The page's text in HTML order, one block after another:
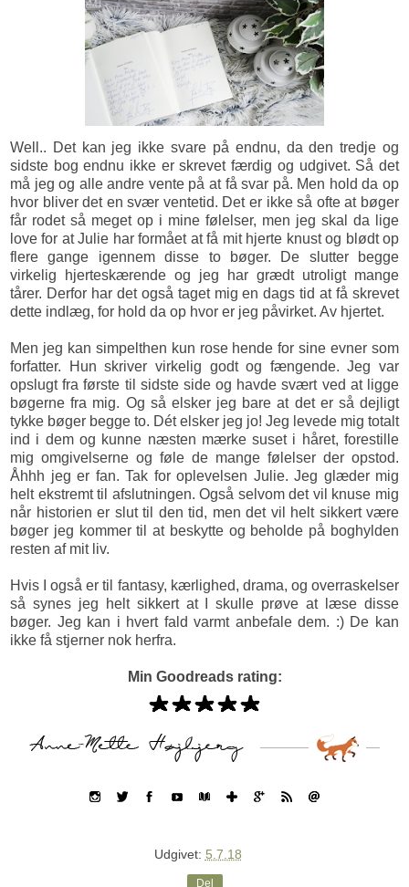
Well.. Det kan jeg ikke svare på endnu, da den tredje og
sidste bog endnu ikke er skrevet færdig og udgivet. Så det
må jeg og alle andre vente på at få svar på. Men hold da op
hvor bliver det en svær ventetid. Det er ikke så ofte at bøger
får rodet så meget op i mine følelser, men jeg skal da lige
love for at Julie har formået at få mit hjerte knust og blødt op
flere gange igennem disse to bøger. De slutter begge
virkelig hjerteskærende og jeg har grædt utroligt mange
tårer. Derfor har det også taget mig en dags tid at få skrevet
dette indlæg, for hold da op hvor er jeg påvirket. Av hjertet.
Men jeg kan simpelthen kun rose hende for sine evner som
forfatter. Hun skriver virkelig godt og fængende. Jeg var
opslugt fra første til sidste side og havde svært ved at ligge
bøgerne fra mig. Og så elsker jeg bare at det er så dejligt
tykke bøger begge to. Dét elsker jeg jo! Jeg levede mig totalt
ind i dem og kunne næsten mærke suset i håret, forestille
mig omgivelserne og føle de mange følelser der opstod.
Åhhh jeg er fan. Tak for oplevelsen Julie. Jeg glæder mig
helt ekstremt til afslutningen. Også selvom det vil knuse mig
når historien er slut til den tid, men det vil helt sikkert være
bøger jeg kommer til at beskytte og beholde på boghylden
resten af mit liv.
Hvis I også er til fantasy, kærlighed, drama, og overraskelser
så synes jeg helt sikkert at I skulle prøve at læse disse
bøger. Jeg kan i hvert fald varmt anbefale dem. :) De kan
ikke få stjerner nok herfra.
Min Goodreads rating:
Udgivet: 5.7.18
Del